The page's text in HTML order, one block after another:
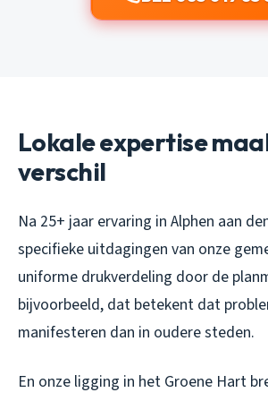
Lokale expertise
verschil
Na 25+ jaar ervaring in Alphen aan
specifieke uitdagingen van onze
uniforme drukverdeling door de
bijvoorbeeld, dat betekent dat
manifesteren dan in oudere steden.
En onze ligging in het Groene Hart